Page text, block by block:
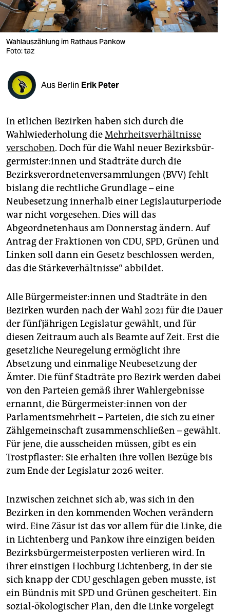
verlag
verlag
veranstaltungen
shop
fragen & hilfe
unterstützen
abo
genossenschaft
epaper login
Wahlauszählung im Rathaus Pankow
Foto: taz
Aus Berlin Erik Peter
In etlichen Bezirken haben sich durch die
Wahlwiederholung dieMehrheitsverhältnisse
verschoben. Doch für die Wahl neuer Be­zirks­bür­
ger­mis­te­r:in­nen und Stadträte durch die
Bezirksverordnetenversammlungen (BVV) fehlt
bislang die rechtliche Grundlage – eine
Neubesetzung innerhalb einer Legislauturperiode
war nicht vorgesehen. Dies will das
Abgeordnetenhaus am Donnerstag ändern. Auf
Antrag der Fraktionen von CDU, SPD, Grünen und
Linken soll dann ein Gesetz beschlossen werden,
das die Stärkeverhältnisse“ abbildet.
Alle Bür­ger­meis­te­r:in­nen und Stadträte in den
Bezirken wurden nach der Wahl 2021 für die Dauer
der fünfjährigen Legislatur gewählt, und für
diesen Zeitraum auch als Beamte auf Zeit. Erst die
gesetzliche Neuregelung ermöglicht ihre
Absetzung und einmalige Neubesetzung der
Ämter. Die fünf Stadträte pro Bezirk werden dabei
von den Parteien gemäß ihrer Wahlergebnisse
ernannt, die Bür­ger­meis­te­r:in­nen von der
Parlamentsmehrheit – Parteien, die sich zu einer
Zählgemeinschaft zusammenschließen – gewählt.
Für jene, die ausscheiden müssen, gibt es ein
Trostpflaster: Sie erhalten ihre vollen Bezüge bis
zum Ende der Legislatur 2026 weiter.
Inzwischen zeichnet sich ab, was sich in den
Bezirken in den kommenden Wochen verändern
wird. Eine Zäsur ist das vor allem für die Linke, die
in Lichtenberg und Pankow ihre einzigen beiden
Bezirksbürgermeisterposten verlieren wird. In
ihrer einstigen Hochburg Lichtenberg, in der sie
sich knapp der CDU geschlagen geben musste, ist
ein Bündnis mit SPD und Grünen gescheitert. Ein
sozial-ökologischer Plan, den die Linke vorgelegt